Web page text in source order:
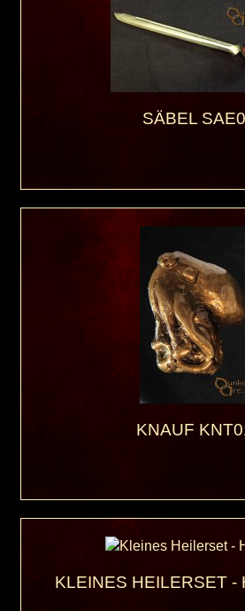
SÄBEL
KNAUF
KLEINES HEILERSET -